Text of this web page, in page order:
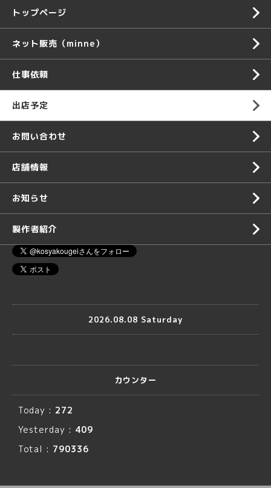
トップページ
ネット販売（minne）
仕事依頼
出店予定
お問い合わせ
店舗情報
お知らせ
製作者紹介
2026.08.08 Saturday
カウンター
Today : 272
Yesterday : 409
Total : 790336